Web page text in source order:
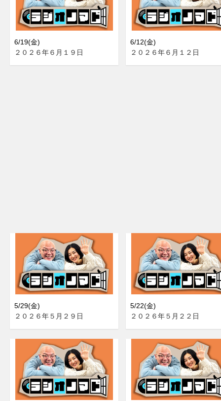
6/19(金)
２０２６年６月１９日
6/12(金)
２０２６年６月１２日
5/29(金)
２０２６年５月２９日
5/22(金)
２０２６年５月２２日